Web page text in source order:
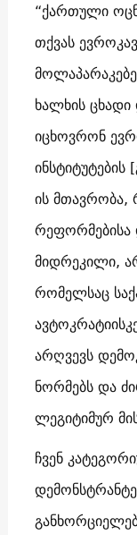
“ქართული
თქვას
ხალხის
იცხოვრონ
ინსტიტუტების
ის
რეფორმებისა
მიდრეკილი,
რომელსაც
არღვევს
ნორმებს და
ლეგიტიმურ
ჩვენ